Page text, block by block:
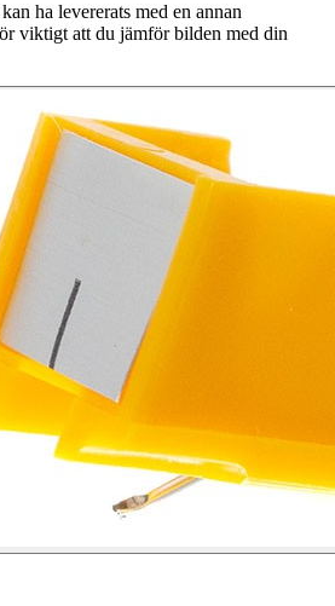
ha levererats med en annan
viktigt att du jämför bilden med din